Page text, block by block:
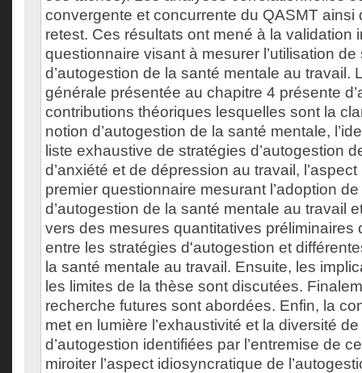
convergente et concurrente du QASMT ainsi
retest. Ces résultats ont mené à la validation
questionnaire visant à mesurer l’utilisation de
d’autogestion de la santé mentale au travail.
générale présentée au chapitre 4 présente
contributions théoriques lesquelles sont la
notion d’autogestion de la santé mentale,
liste exhaustive de stratégies d’autogestion
d’anxiété et de dépression au travail,
premier questionnaire mesurant l’adoption
d’autogestion de la santé mentale au travail
vers des mesures quantitatives préliminaires
entre les stratégies d'autogestion et
la santé mentale au travail. Ensuite, les
les limites de la thèse sont discutées.
recherche futures sont abordées. Enfin, la
met en lumière l’exhaustivité et la diversité
d’autogestion identifiées par l’entremise de
miroiter l’aspect idiosyncratique de